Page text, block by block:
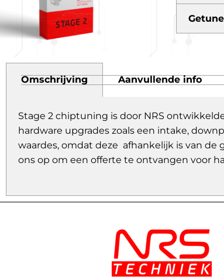
Omschrijving Aanvullende info
Stage 2 chiptuning is door NRS
hardware upgrades zoals een intake,
waardes, omdat deze afhankelijk is van de
ons op om een offerte te ontvangen voor